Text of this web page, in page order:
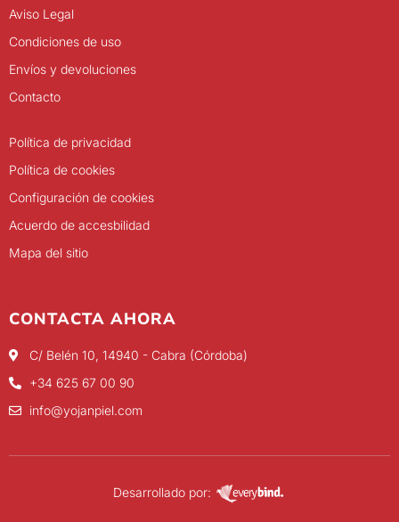
Aviso Legal
Condiciones de uso
Envíos y devoluciones
Contacto
Política de privacidad
Política de cookies
Configuración de cookies
Acuerdo de accesbilidad
Mapa del sitio
CONTACTA AHORA
C/ Belén 10, 14940 - Cabra (Córdoba)
+34 625 67 00 90
info@yojanpiel.com
Desarrollado por: